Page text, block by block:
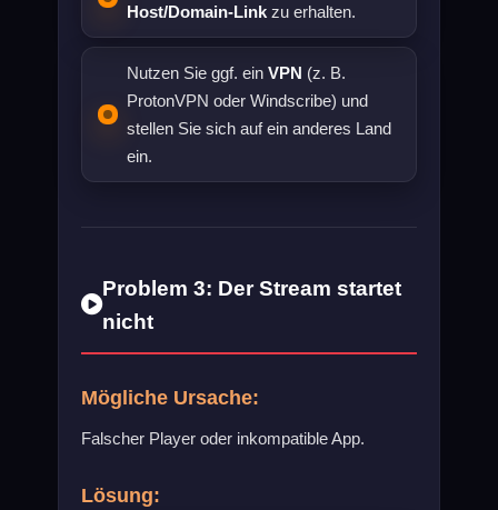
Host/Domain-Linkzu erhalten.
Nutzen Sie ggf. ein VPN (z. B.
ProtonVPN oder Windscribe) und
stellen Sie sich auf ein anderes Land
ein.
Problem 3: Der Stream startet
nicht
Mögliche Ursache:
Falscher Player oder inkompatible App.
Lösung: